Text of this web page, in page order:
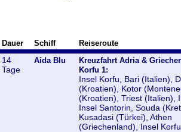
Dauer Schiff Reiseroute
14
Tage
Aida Blu
Kreuzfahrt Adria &
Korfu 1:
Insel Korfu, Bari (Italien),
(Kroatien), Kotor
(Kroatien), Triest (Italien),
Insel Santorin, Souda
Kusadasi (Türkei), Athen
(Griechenland), Insel Korfu